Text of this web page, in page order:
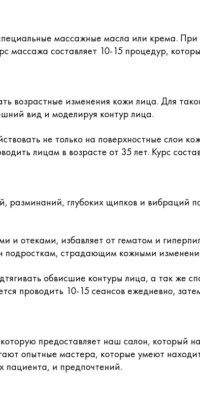
массажные масла или крема.
массажа составляет 10-15 процедур,
возрастные изменения кожи лица. Для
вид и моделируя контур лица.
не только на поверхностные слои
лицам в возрасте от 35 лет. Курс
глубоких щипков и вибраций
и отеками, избавляет от гематом и
подросткам, страдающим кожными
обвисшие контуры лица, а так же
проводить 10-15 сеансов ежедневно,
предоставляет наш салон, который
опытные мастера, которые умеют
пациента, и предпочтений.